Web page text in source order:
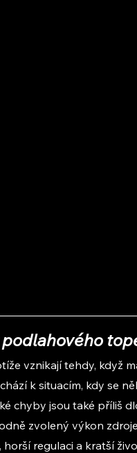
vznikají tehdy, když
k situacím, kdy se
chyby jsou také příliš
zvolený výkon
regulaci a kratší